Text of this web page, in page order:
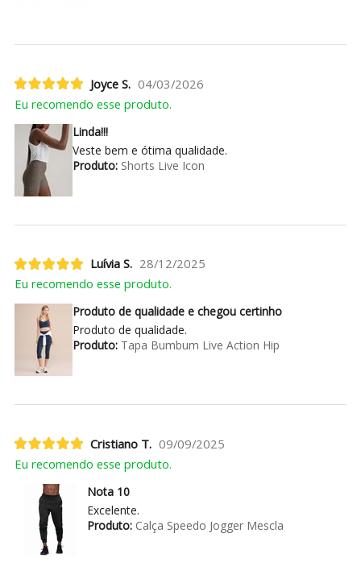
Joyce S. 04/03/2026
Eu recomendo esse produto.
Linda!!!
Veste bem e ótima qualidade.
Produto:Shorts Live Icon
Luívia S. 28/12/2025
Eu recomendo esse produto.
Produto de qualidade e chegou certinho
Produto de qualidade.
Produto:Tapa Bumbum Live Action Hip
Cristiano T. 09/09/2025
Eu recomendo esse produto.
Nota 10
Excelente.
Produto:Calça Speedo Jogger Mescla